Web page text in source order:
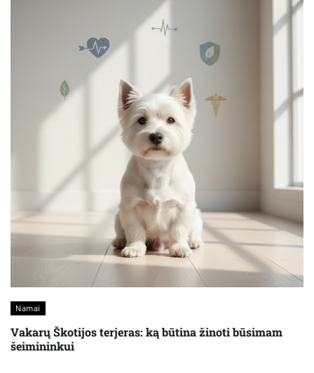
Namai
Vakarų Škotijos terjeras: ką būtina žinoti būsimam
šeimininkui